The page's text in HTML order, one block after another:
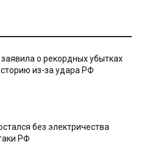
о рекордных убытках
из-за удара РФ
без электричества
РФ